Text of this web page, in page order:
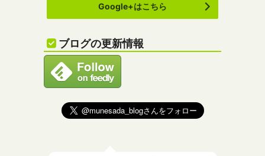
Google+はこちら
ブログの更新情報